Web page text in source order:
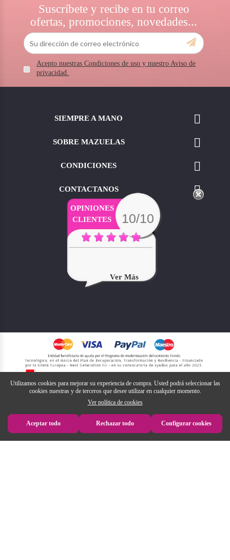
Suscríbete y recibe en tu correo
ofertas, promociones, novedades...
Acepto nuestras Condiciones de uso y nuestro Aviso de
privacidad.
SIEMPRE A MANO 
SOBRE MAZUELAS 
CONDICIONES 
CONTACTANOS 
OPINIONES
CLIENTES
10/10
Ver Más
Utilizamos cookies para mejorar su experiencia de compra. Usted podrá seleccionar las
cookies nuestras y de terceros que desee utilizar en cualquier momento.
Ver política de cookies
Aceptar todo Rechazar todo Configurar cookies